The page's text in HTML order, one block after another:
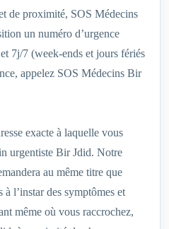
de proximité, SOS Médecins
un numéro d’urgence
7j/7 (week-ends et jours fériés
appelez SOS Médecins Bir
exacte à laquelle vous
urgentiste Bir Jdid. Notre
au même titre que
l’instar des symptômes et
même où vous raccrochez,